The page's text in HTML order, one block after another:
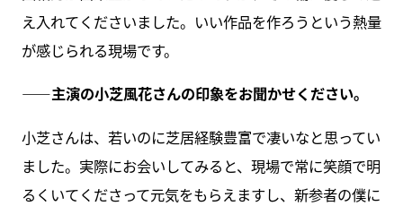
え入れてくださいました。いい作品を作ろうという熱量
が感じられる現場です。
――主演の小芝風花さんの印象をお聞かせください。
小芝さんは、若いのに芝居経験豊富で凄いなと思ってい
ました。実際にお会いしてみると、現場で常に笑顔で明
るくいてくださって元気をもらえますし、新参者の僕に